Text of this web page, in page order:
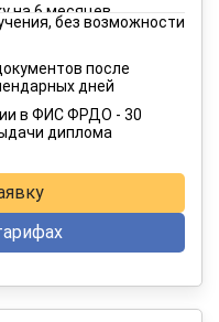
на 6 месяцев
на 12 месяцев
без возможности
после
дней
в ФИС ФРДО - 30
диплома